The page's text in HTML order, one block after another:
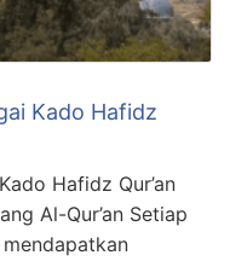
Kado Hafidz
Hafidz Qur’an
Al-Qur’an Setiap